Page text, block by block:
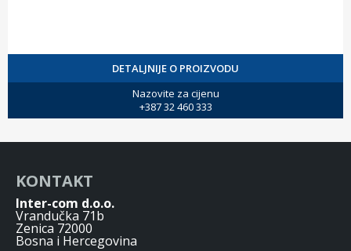
DETALJNIJE O PROIZVODU
Nazovite za cijenu
+387 32 460 333
KONTAKT
Inter-com d.o.o.
Vrandučka 71b
Zenica 72000
Bosna i Hercegovina